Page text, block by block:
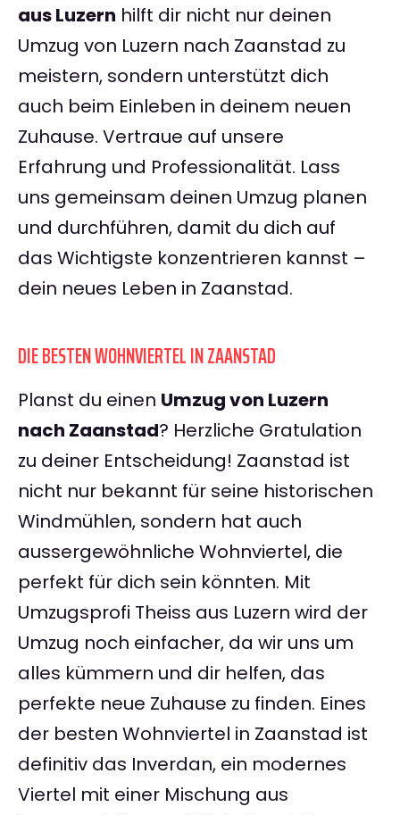
aus Luzern hilft dir nicht nur deinen
Umzug von Luzern nach Zaanstad zu
meistern, sondern unterstützt dich
auch beim Einleben in deinem neuen
Zuhause. Vertraue auf unsere
Erfahrung und Professionalität. Lass
uns gemeinsam deinen Umzug planen
und durchführen, damit du dich auf
das Wichtigste konzentrieren kannst –
dein neues Leben in Zaanstad.
DIE BESTEN WOHNVIERTEL IN ZAANSTAD
Planst du einen Umzug von Luzern
nach Zaanstad? Herzliche Gratulation
zu deiner Entscheidung! Zaanstad ist
nicht nur bekannt für seine historischen
Windmühlen, sondern hat auch
aussergewöhnliche Wohnviertel, die
perfekt für dich sein könnten. Mit
Umzugsprofi Theiss aus Luzern wird der
Umzug noch einfacher, da wir uns um
alles kümmern und dir helfen, das
perfekte neue Zuhause zu finden. Eines
der besten Wohnviertel in Zaanstad ist
definitiv das Inverdan, ein modernes
Viertel mit einer Mischung aus